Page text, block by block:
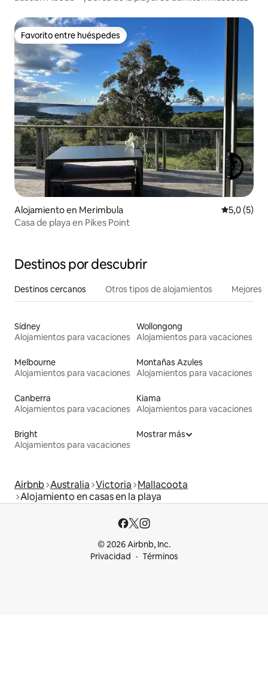
Favorito entre huéspedes
Favorito entre huéspedes
Alojamiento en Merimbula
5,0 (5)
Casa de playa en Pikes Point
Destinos por descubrir
Destinos cercanos Otros tipos de alojamientos Mejores
Sídney
Alojamientos para vacaciones
Wollongong
Alojamientos para vacaciones
Melbourne
Alojamientos para vacaciones
Montañas Azules
Alojamientos para vacaciones
Canberra
Alojamientos para vacaciones
Kiama
Alojamientos para vacaciones
Bright
Alojamientos para vacaciones
Mostrar más
Airbnb Australia Victoria Mallacoota
Alojamiento en casas en la playa
© 2026 Airbnb, Inc.
Privacidad
Términos